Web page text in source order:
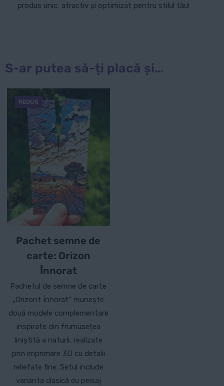
produs unic, atractiv și optimizat pentru stilul tău!
S-ar putea să-ți placă și…
REDUS
Pachet semne de
carte: Orizon
Înnorat
Pachetul de semne de carte
„Orizont Înnorat” reunește
două modele complementare
inspirate din frumusețea
liniștită a naturii, realizate
prin imprimare 3D cu detalii
reliefate fine. Setul include
varianta clasică cu peisaj